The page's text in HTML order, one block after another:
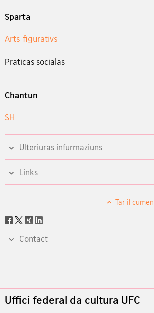
Sparta
Arts figurativs
Praticas socialas
Chantun
SH
Ulteriuras infurmaziuns
Links
Tar il
Social
Contact
Footer
Uffici federal da cultura UFC